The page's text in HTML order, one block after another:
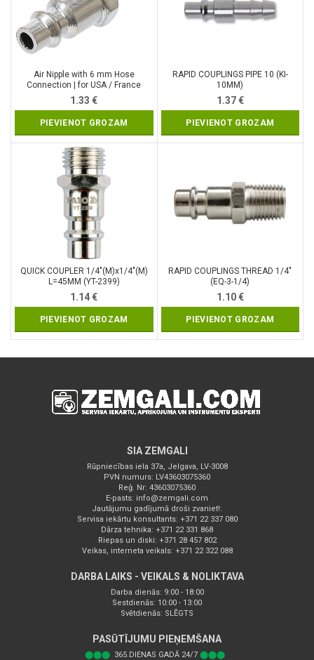
Air Nipple with 6 mm Hose
Connection | for USA / France
Standard (7060)
1.33€
PIEVIENOT GROZAM
RAPID COUPLINGS PIPE 10 (KI-
10MM)
1.37€
PIEVIENOT GROZAM
QUICK COUPLER 1/4″(M)x1/4″(M)
L=45MM (YT-2399)
1.14€
PIEVIENOT GROZAM
RAPID COUPLINGS THREAD 1/4″
(EQ-3-1/4)
1.10€
PIEVIENOT GROZAM
SIA ZEMGALI
Rūpniecības iela 37a, Jelgava, LV-3008
PVN numurs: LV43603075360
Reģ. Nr: 43603075360
E-pasts: info@zemgali.com
Jautājumu gadījumā droši zvaniet!:
Servisa iekārtu konsultants: +371 22 337 080
Dārza tehnika: +371 22 331 868
Riepas un diski: +371 28 457 802
Veikas, interneta veikals: +371 22 322 088
DARBA LAIKS - VEIKALS & NOLIKTAVA
Darba dienās: 9:00 - 18:00
Sestdienās: 10:00 - 13:00
Svētdienās: SLĒGTS
PASŪTĪJUMU PIEŅEMŠANA
⬤⬤⬤ 365.DIENAS GADĀ 24/7 ⬤⬤⬤